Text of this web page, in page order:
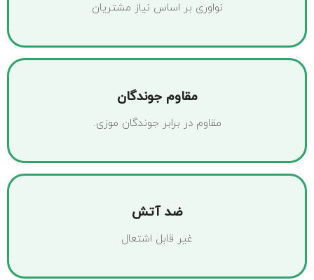
نواوری بر اساس نیاز مشتریان
مقاوم جوندگان
مقاوم در برابر جوندگان موزی.
ضد آتش
غیر قابل اشتعال